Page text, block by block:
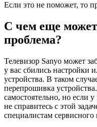
Если это не поможет, то
С чем еще
проблема?
Телевизор Sanyo может
у вас сбились настройки
устройства. В таком
перепрошивка
самостоятельно, но если
не справитесь с этой
специалистам сервисного